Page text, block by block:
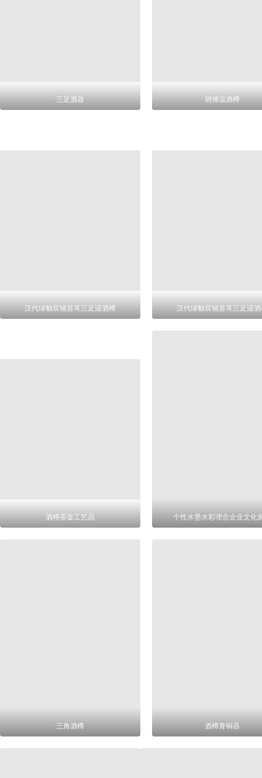
三足酒器 胡傅温酒樽
汉代绿釉双铺首耳三足温酒樽 汉代绿釉双铺首耳三足温
酒樽茶壶工艺品 个性水墨水彩理念企业文化
三角酒樽 酒樽青铜器